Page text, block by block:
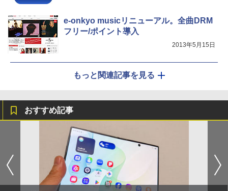
e-onkyo musicリニューアル。全曲DRM
フリー/ポイント導入
2013年5月15日
もっと関連記事を見る
おすすめ記事